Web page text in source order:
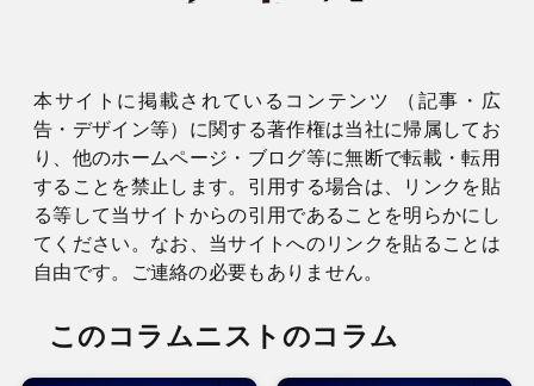
本サイトに掲載されているコンテンツ （記事・広
告・デザイン等）に関する著作権は当社に帰属してお
り、他のホームページ・ブログ等に無断で転載・転用
することを禁止します。引用する場合は、リンクを貼
る等して当サイトからの引用であることを明らかにし
てください。なお、当サイトへのリンクを貼ることは
自由です。ご連絡の必要もありません。
このコラムニストのコラム